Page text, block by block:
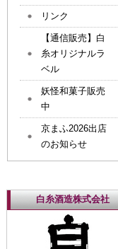
リンク
【通信販売】白
糸オリジナルラ
ベル
妖怪和菓子販売
中
京まふ2026出店
のお知らせ
白糸酒造株式会社